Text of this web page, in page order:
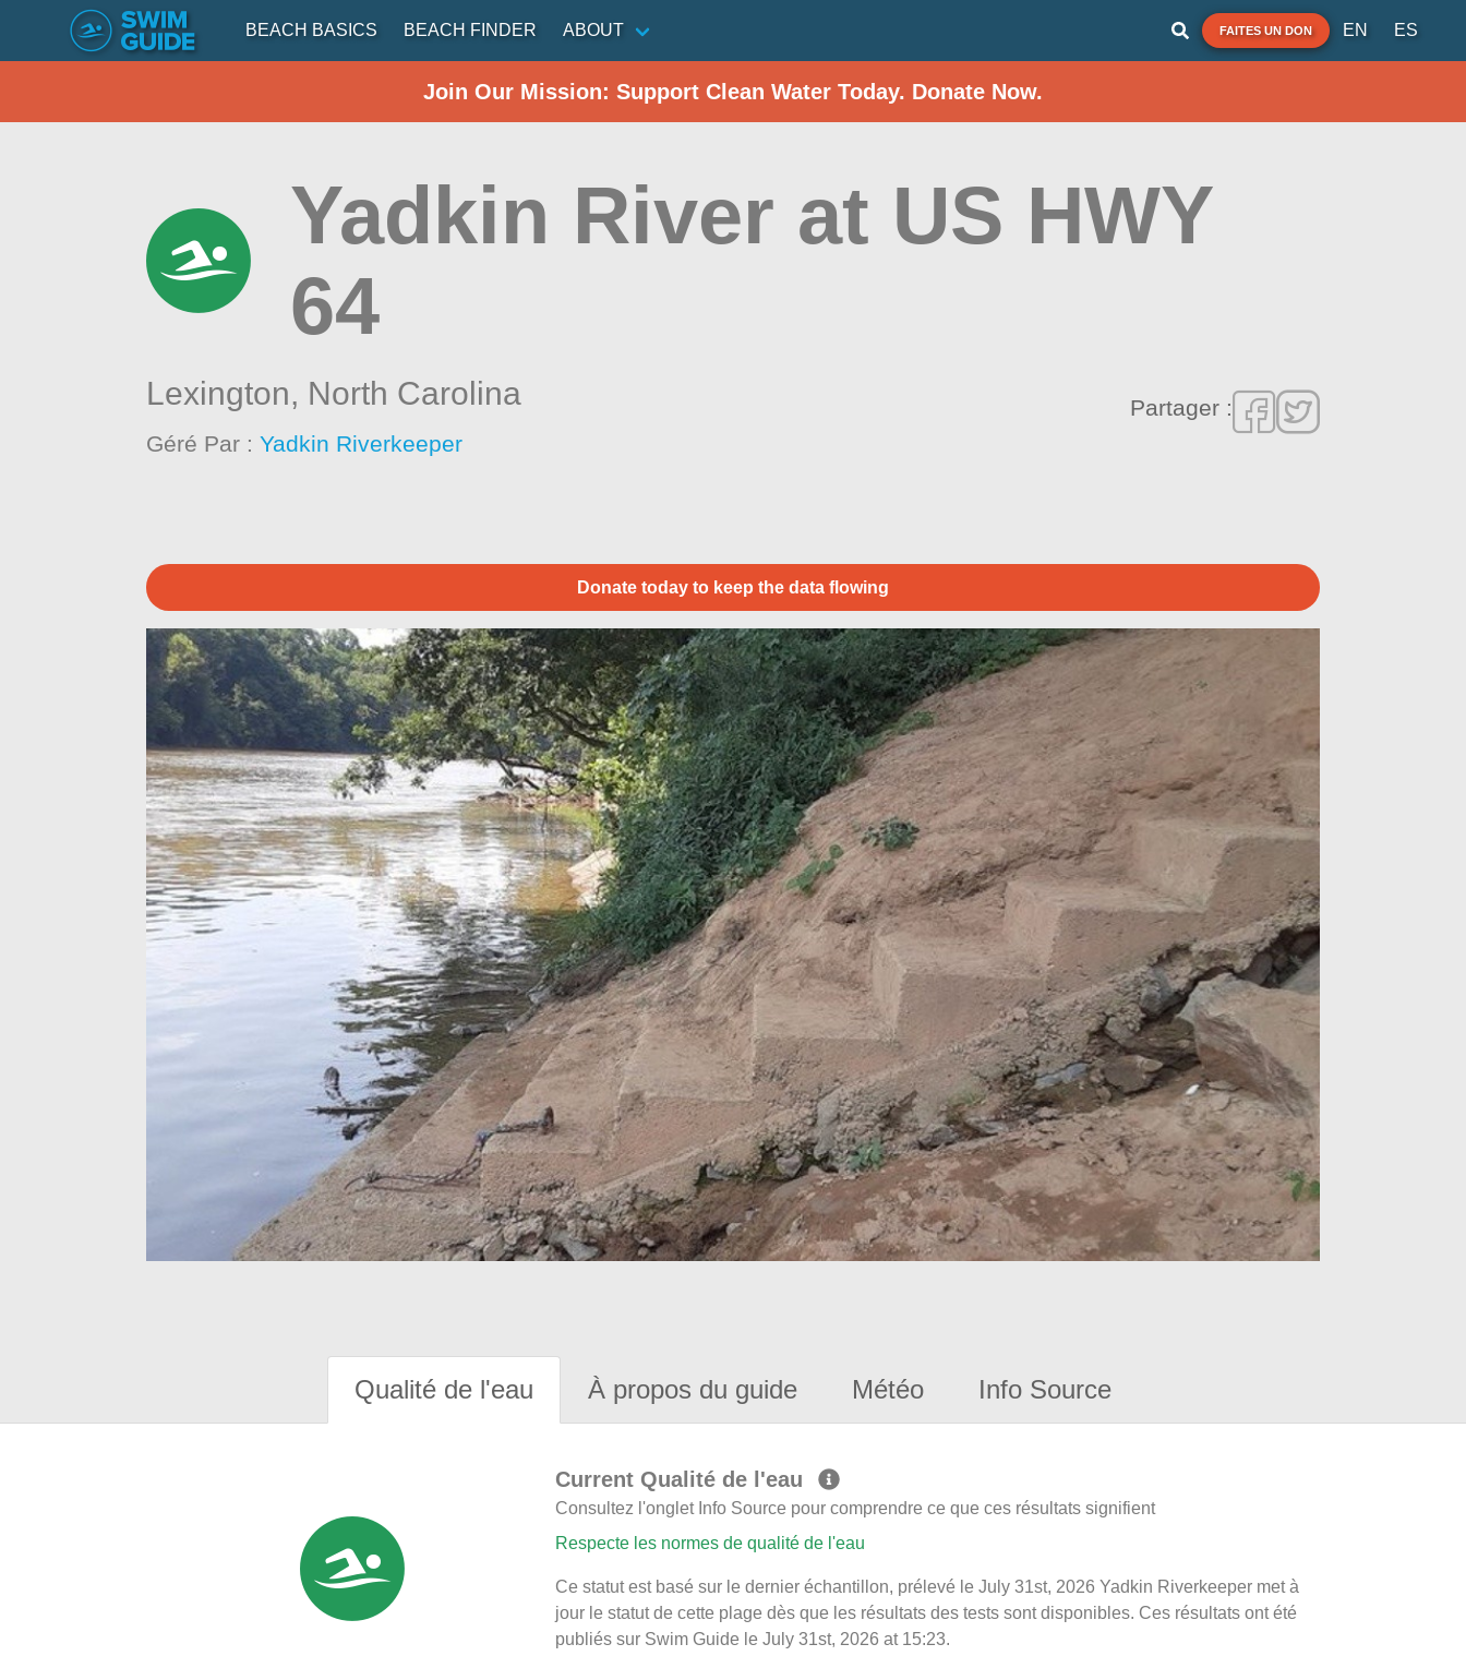
BEACH BASICS BEACH FINDER ABOUT FAITES UN DON EN ES
Join Our Mission: Support Clean Water Today. Donate Now.
Yadkin River at US HWY
64
Lexington, North Carolina
Géré Par :Yadkin Riverkeeper
Partager :
Donate today to keep the data flowing
Qualité de l'eau À propos du guide Météo Info Source
Current Qualité de l'eau
Consultez l'onglet Info Source pour comprendre ce que ces résultats signifient
Respecte les normes de qualité de l'eau
Ce statut est basé sur le dernier échantillon, prélevé le July 31st, 2026 Yadkin Riverkeeper met à
jour le statut de cette plage dès que les résultats des tests sont disponibles. Ces résultats ont été
publiés sur Swim Guide le July 31st, 2026 at 15:23.